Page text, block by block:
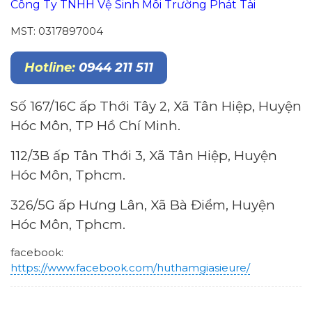
Công Ty TNHH Vệ Sinh Môi Trường Phát Tài
MST: 0317897004
Hotline: 0944 211 511
Số 167/16C ấp Thới Tây 2, Xã Tân Hiệp, Huyện
Hóc Môn, TP Hồ Chí Minh.
112/3B ấp Tân Thới 3, Xã Tân Hiệp, Huyện
Hóc Môn, Tphcm.
326/5G ấp Hưng Lân, Xã Bà Điểm, Huyện
Hóc Môn, Tphcm.
facebook:
https://www.facebook.com/huthamgiasieure/